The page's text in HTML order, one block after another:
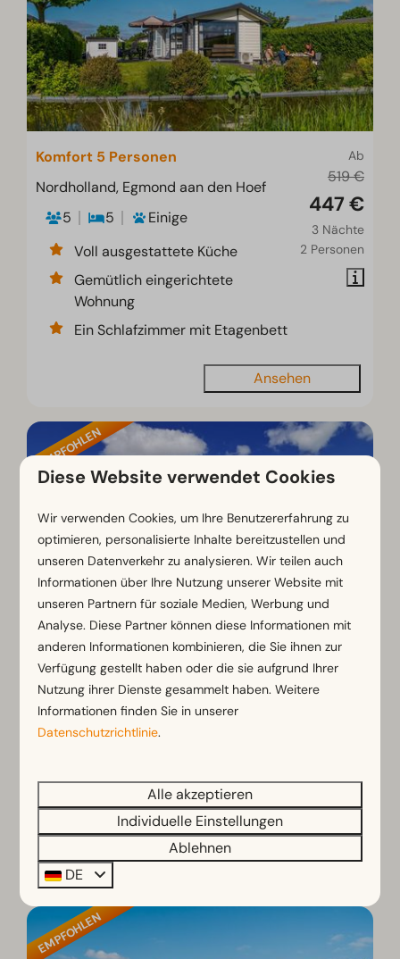
Ab
519 €
447 €
3 Nächte
2 Personen
Komfort 5 Personen
Nordholland, Egmond aan den Hoef
5
5
Einige
Voll ausgestattete Küche
Gemütlich eingerichtete
Wohnung
Ein Schlafzimmer mit Etagenbett
Ansehen
EMPFOHLEN
451 €
390 €
Mobilehome 4 Personen
Nordholland, Egmond aan den Hoef
Einige
Praktisch eingerichtetes Chalet
Sonnenschirm
Parkplatz am Haus
Ansehen
EMPFOHLEN
Diese Website verwendet Cookies
Wir verwenden Cookies, um Ihre Benutzererfahrung zu
optimieren, personalisierte Inhalte bereitzustellen und
unseren Datenverkehr zu analysieren. Wir teilen auch
Informationen über Ihre Nutzung unserer Website mit
unseren Partnern für soziale Medien, Werbung und
Analyse. Diese Partner können diese Informationen mit
anderen Informationen kombinieren, die Sie ihnen zur
Verfügung gestellt haben oder die sie aufgrund Ihrer
Nutzung ihrer Dienste gesammelt haben. Weitere
Informationen finden Sie in unserer
Datenschutzrichtlinie.
Alle akzeptieren
Individuelle Einstellungen
Ablehnen
DE